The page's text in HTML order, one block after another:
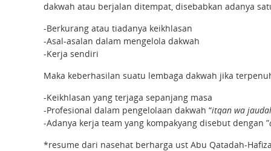
dakwah atau berjalan ditempat, disebabkan adanya
-Berkurang atau tiadanya keikhlasan
-Asal-asalan dalam mengelola dakwah
-Kerja sendiri
Maka keberhasilan suatu lembaga dakwah jika
-Keikhlasan yang terjaga sepanjang masa
-Profesional dalam pengelolaan dakwah “itqan wa
-Adanya kerja team yang kompakyang disebut dengan ”
*resume dari nasehat berharga ust Abu Qatadah-